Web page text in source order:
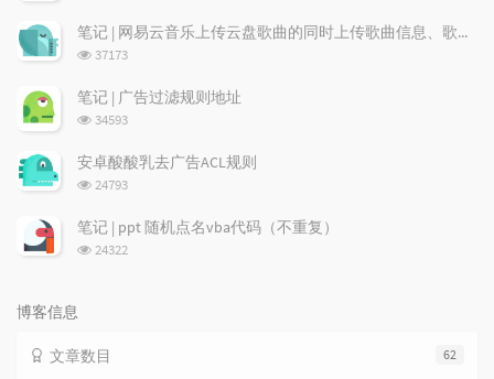
次
数:
笔记 | 网易云音乐上传云盘歌曲的同时上传歌曲信息、歌词及专辑图
浏
次
数:
37173
笔记 | 广告过滤规则地址
浏
次
数:
34593
安卓酸酸乳去广告ACL规则
浏
次
数:
24793
笔记 | ppt 随机点名vba代码（不重复）
浏
24322
博客信息
62
文章数目